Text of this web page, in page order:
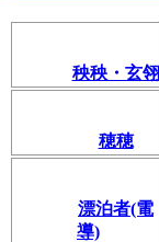
秧秧・玄翎
穂穂
漂泊者(電
導)